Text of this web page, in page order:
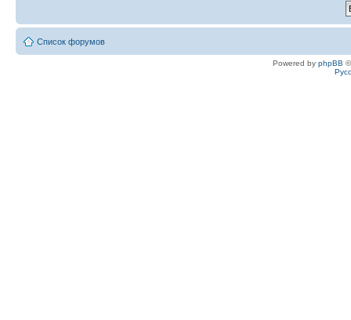
Список форумов
Powered by phpBB